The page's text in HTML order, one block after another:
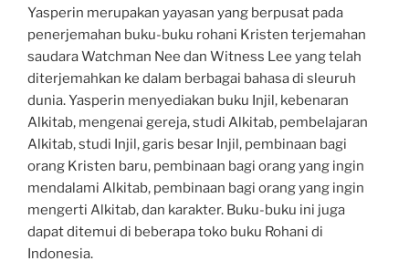
Yasperin merupakan yayasan yang berpusat pada
penerjemahan buku-buku rohani Kristen terjemahan
saudara Watchman Nee dan Witness Lee yang telah
diterjemahkan ke dalam berbagai bahasa di sleuruh
dunia. Yasperin menyediakan buku Injil, kebenaran
Alkitab, mengenai gereja, studi Alkitab, pembelajaran
Alkitab, studi Injil, garis besar Injil, pembinaan bagi
orang Kristen baru, pembinaan bagi orang yang ingin
mendalami Alkitab, pembinaan bagi orang yang ingin
mengerti Alkitab, dan karakter. Buku-buku ini juga
dapat ditemui di beberapa toko buku Rohani di
Indonesia.